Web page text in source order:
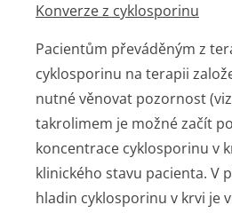
Konverze z cyklosporinu
Pacientům převáděným z
cyklosporinu na terapii
nutné věnovat pozornost
takrolimem je možné začít
koncentrace cyklosporinu v
klinického stavu pacienta. V
hladin cyklosporinu v krvi je